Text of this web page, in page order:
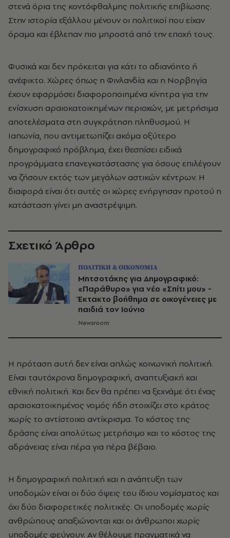
στενά όρια της κοντόφθαλμης πολιτικής επιβίωσης.
Στην ιστορία εξάλλου μένουν οι πολιτικοί που είχαν
όραμα και έβλεπαν πιο μπροστά από την εποχή τους.
Φυσικά και δεν πρόκειται για κάτι το αδιανόητο ή
ανέφικτο. Χώρες όπως η Φινλανδία και η Νορβηγία
έχουν εφαρμόσει διαφοροποιημένα κίνητρα για την
ενίσχυση αραιοκατοικημένων περιοχών, με μετρήσιμα
αποτελέσματα στη συγκράτηση πληθυσμού. Η
Ιαπωνία, που αντιμετωπίζει ακόμα οξύτερο
δημογραφικό πρόβλημα, έχει θεσπίσει ειδικά
προγράμματα επανεγκατάστασης για όσους επιλέγουν
να ζήσουν εκτός των μεγάλων αστικών κέντρων. Η
διαφορά είναι ότι αυτές οι χώρες ενήργησαν προτού η
κατάσταση γίνει μη αναστρέψιμη.
Σχετικό Άρθρο
ΠΟΛΙΤΙΚΗ & ΟΙΚΟΝΟΜΙΑ
Μητσοτάκης για Δημογραφικό:
«Παράθυρο» για νέο «Σπίτι μου» -
Έκτακτο βοήθημα σε οικογένειες με
παιδιά τον Ιούνιο
Newsroom
Η πρόταση αυτή δεν είναι απλώς κοινωνική πολιτική.
Είναι ταυτόχρονα δημογραφική, αναπτυξιακή και
εθνική πολιτική. Και δεν θα πρέπει να ξεχνάμε ότι ένας
αραιοκατοικημένος νομός ήδη στοιχίζει στο κράτος
χωρίς το αντίστοιχο αντίκρισμα. Το κόστος της
δράσης είναι απολύτως μετρήσιμο και το κόστος της
αδράνειας είναι πέρα για πέρα βέβαιο.
Η δημογραφική πολιτική και η ανάπτυξη των
υποδομών είναι οι δύο όψεις του ίδιου νομίσματος και
όχι δύο διαφορετικές πολιτικές. Οι υποδομές χωρίς
ανθρώπους απαξιώνονται και οι άνθρωποι χωρίς
υποδομές φεύγουν. Αν θέλουμε πραγματικά να